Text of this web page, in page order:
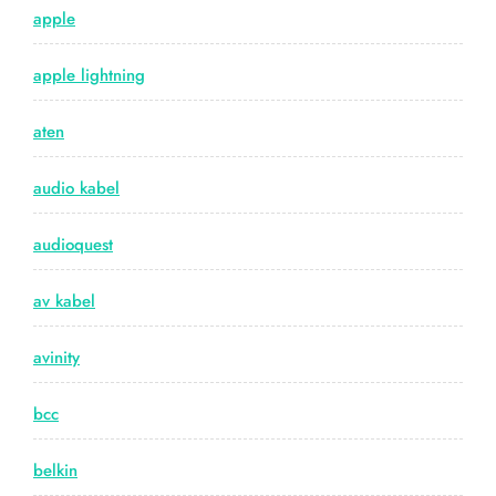
apple
apple lightning
aten
audio kabel
audioquest
av kabel
avinity
bcc
belkin